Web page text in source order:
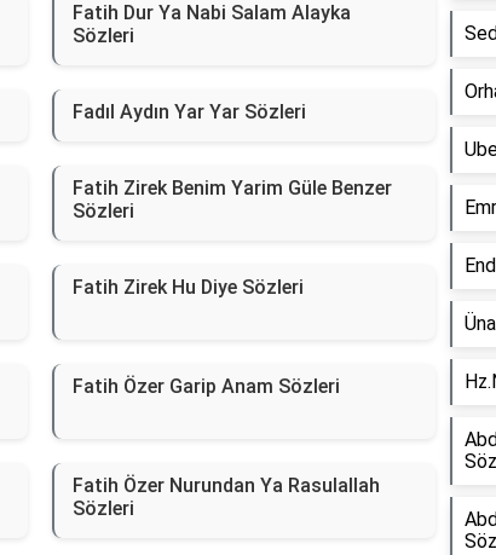
Fatih Dur Ya Nabi Salam Alayka
Sözleri
Fadıl Aydın Yar Yar Sözleri
Fatih Zirek Benim Yarim Güle Benzer
Sözleri
Fatih Zirek Hu Diye Sözleri
Fatih Özer Garip Anam Sözleri
Fatih Özer Nurundan Ya Rasulallah
Sözleri